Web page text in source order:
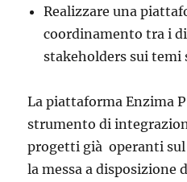
Realizzare una
coordinamento tra i
stakeholders sui temi
La piattaforma Enzima
strumento di
progetti già operanti
la messa a disposizione